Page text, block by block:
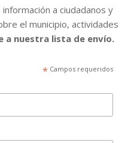
a ciudadanos y
el municipio, actividades
a nuestra lista de envío.
*Campos requeridos